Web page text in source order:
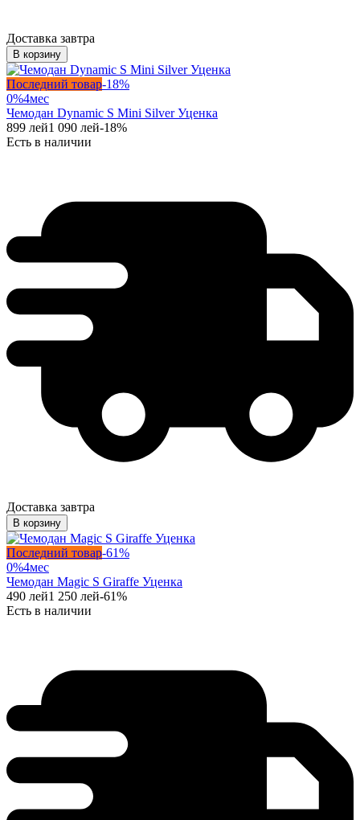
Доставка завтра
В корзину
Последний товар-18%
0%4мес
Чемодан Dynamic S Mini Silver Уценка
899 лей1 090 лей-18%
Есть в наличии
Доставка завтра
В корзину
Последний товар-61%
0%4мес
Чемодан Magic S Giraffe Уценка
490 лей1 250 лей-61%
Есть в наличии